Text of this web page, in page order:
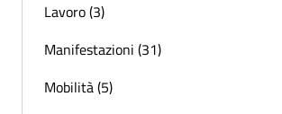
Lavoro (3)
Manifestazioni (31)
Mobilità (5)